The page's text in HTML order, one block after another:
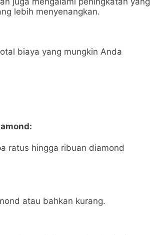
lebih menyenangkan.
biaya yang mungkin Anda
ratus hingga ribuan diamond
atau bahkan kurang.